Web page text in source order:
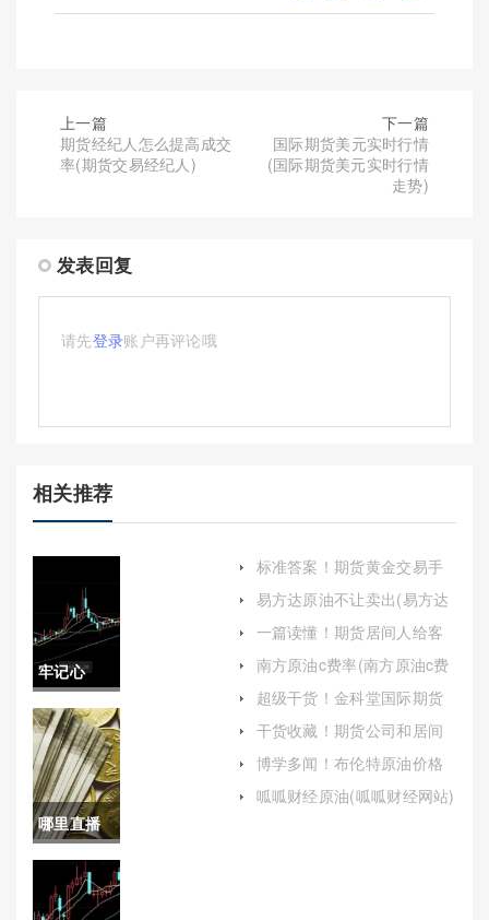
上一篇
期货经纪人怎么提高成交
率(期货交易经纪人)
下一篇
国际期货美元实时行情
(国际期货美元实时行情
走势)
发表回复
请先登录账户再评论哦
相关推荐
牢记心
中！香港
德指期货
手续费(全
面解析与
影响因素)
哪里直播
买卖股指
期货(哪里
标准答案！期货黄金交易手
续费(京东金融黄金期货手续
费)
易方达原油不让卖出(易方达
原油不让卖出吗)
一篇读懂！期货居间人给客
户喊单(期货居间人可以看到
客户的账单吗)
南方原油c费率(南方原油c费
超级干货！金科堂国际期货
喊单直播室(专业指导，助力
投资成功)
干货收藏！期货公司和居间
人能喊单吗（向投资者提供
具体的买卖建议）
博学多闻！布伦特原油价格
(2023年布伦特原油价格)
呱呱财经原油(呱呱财经网站)